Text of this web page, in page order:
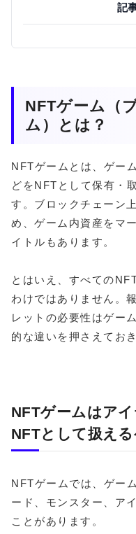
記
NFTゲーム（
ム）とは？
NFTゲームとは、ゲー
どをNFTとして保有・
す。ブロックチェーン
め、ゲーム内資産をマ
イトルもあります。
とはいえ、すべての
わけではありません。
レットの必要性はゲー
的な違いを押さえてお
NFTゲームはア
NFTとして扱え
NFTゲームでは、ゲー
ード、モンスター、ア
ことがあります。